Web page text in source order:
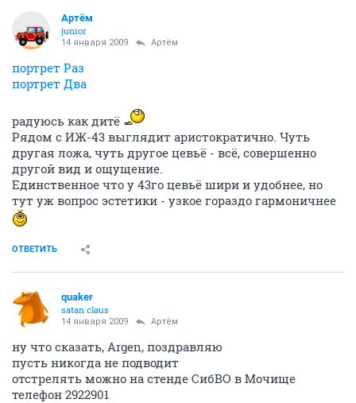
Артём
juniоr
14 января 2009 Артём
портрет Раз
портрет Два
радуюсь как дитё
Рядом с ИЖ-43 выглядит аристократично. Чуть
другая ложа, чуть другое цевьё - всё, совершенно
другой вид и ощущение.
Единственное что у 43го цевьё шири и удобнее, но
тут уж вопрос эстетики - узкое гораздо гармоничнее
ОТВЕТИТЬ
quaker
satan claus
14 января 2009 Артём
ну что сказать, Argen, поздравляю
пусть никогда не подводит
отстрелять можно на стенде СибВО в Мочище
телефон 2922901